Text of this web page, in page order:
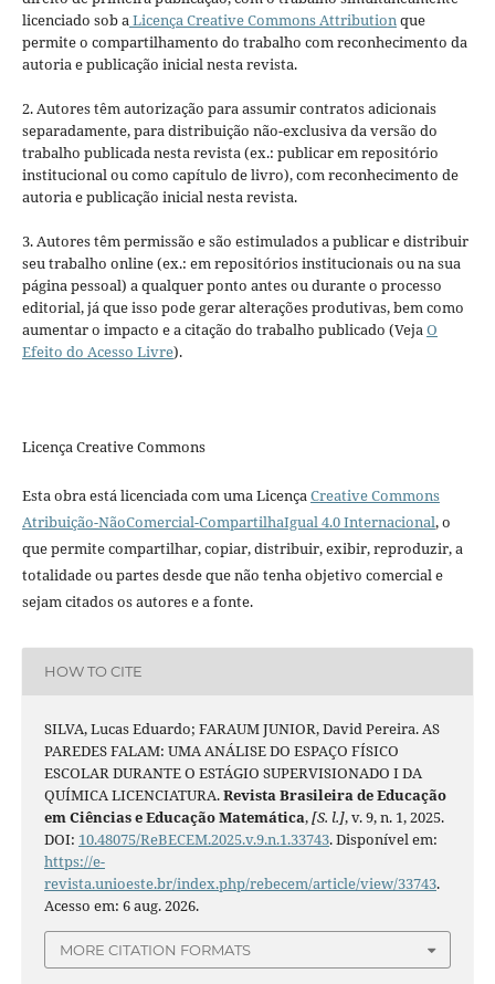
licenciado sob aLicença Creative Commons Attributionque
permite o compartilhamento do trabalho com reconhecimento da
autoria e publicação inicial nesta revista.
2. Autores têm autorização para assumir contratos adicionais
separadamente, para distribuição não-exclusiva da versão do
trabalho publicada nesta revista (ex.: publicar em repositório
institucional ou como capítulo de livro), com reconhecimento de
autoria e publicação inicial nesta revista.
3. Autores têm permissão e são estimulados a publicar e distribuir
seu trabalho online (ex.: em repositórios institucionais ou na sua
página pessoal) a qualquer ponto antes ou durante o processo
editorial, já que isso pode gerar alterações produtivas, bem como
aumentar o impacto e a citação do trabalho publicado (VejaO
Efeito do Acesso Livre).
Licença Creative Commons
Esta obra está licenciada com uma LicençaCreative Commons
Atribuição-NãoComercial-CompartilhaIgual 4.0 Internacional, o
que permite compartilhar, copiar, distribuir, exibir, reproduzir, a
totalidade ou partes desde que não tenha objetivo comercial e
sejam citados os autores e a fonte.
HOW TO CITE
SILVA, Lucas Eduardo; FARAUM JUNIOR, David Pereira. AS
PAREDES FALAM: UMA ANÁLISE DO ESPAÇO FÍSICO
ESCOLAR DURANTE O ESTÁGIO SUPERVISIONADO I DA
QUÍMICA LICENCIATURA.Revista Brasileira de Educação
em Ciências e Educação Matemática,[S. l.], v. 9, n. 1, 2025.
DOI: 10.48075/ReBECEM.2025.v.9.n.1.33743. Disponível em:
https://e-
revista.unioeste.br/index.php/rebecem/article/view/33743.
Acesso em: 6 aug. 2026.
MORE CITATION FORMATS